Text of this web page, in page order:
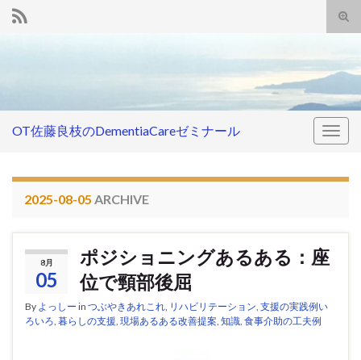
OT佐藤良枝のDementiaCareゼミナール
2025-08-05 ARCHIVE
8月
05
ポジショニングあるある：座
位で頸部後屈
By よっしー in つぶやきあれこれ リハビリテーション 支援の実践例い
ろいろ 暮らしの支援 現場あるある改善提案 知識 食事介助の工夫例